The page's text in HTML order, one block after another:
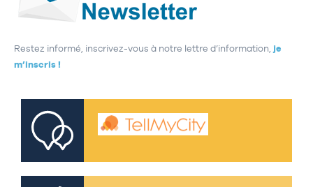
Restez informé, inscrivez-vous à notre lettre d’information, je
m’inscris !